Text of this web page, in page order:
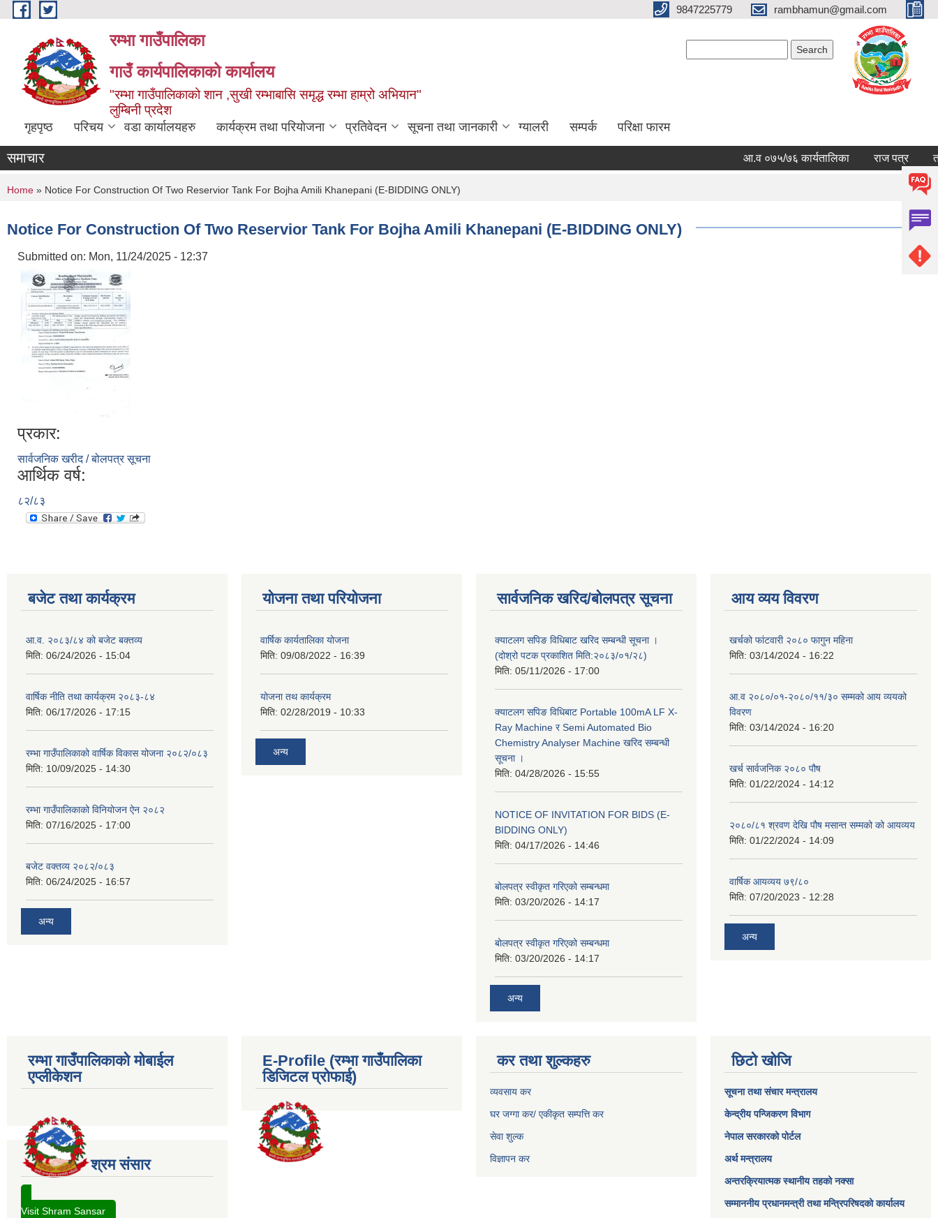
Skip to main content 9847225779 rambhamun@gmail.com
रम्भा गाउँपालिका
गाउँ कार्यपालिकाको कार्यालय
"रम्भा गाउँपालिकाको शान ,सुखी रम्भाबासि समृद्ध रम्भा हाम्रो अभियान"
लुम्बिनी प्रदेश
गृहपृष्ठ परिचय वडा कार्यालयहरु कार्यक्रम तथा परियोजना प्रतिवेदन सूचना तथा जानकारी ग्यालरी सम्पर्क परिक्षा फारम
समाचार आ.व ०७५/७६ कार्यतालिका राज पत्र
You are here
Home » Notice For Construction Of Two Reservior Tank For Bojha Amili Khanepani (E-BIDDING ONLY)
Notice For Construction Of Two Reservior Tank For Bojha Amili Khanepani (E-BIDDING ONLY)
Submitted on: Mon, 11/24/2025 - 12:37
प्रकार:
सार्वजनिक खरीद / बोलपत्र सूचना
आर्थिक वर्ष:
८२/८३
बजेट तथा कार्यक्रम
आ.व. २०८३/८४ को बजेट बक्तव्य
मिति: 06/24/2026 - 15:04
वार्षिक नीति तथा कार्यक्रम २०८३-८४
मिति: 06/17/2026 - 17:15
रम्भा गाउँपालिकाको वार्षिक विकास योजना २०८२/०८३
मिति: 10/09/2025 - 14:30
रम्भा गाउँपालिकाको विनियोजन ऐन २०८२
मिति: 07/16/2025 - 17:00
बजेट वक्तव्य २०८२/०८३
मिति: 06/24/2025 - 16:57
अन्य
योजना तथा परियोजना
वार्षिक कार्यतालिका योजना
मिति: 09/08/2022 - 16:39
योजना तथ कार्यक्रम
मिति: 02/28/2019 - 10:33
अन्य
सार्वजनिक खरिद/बोलपत्र सूचना
क्याटलग सपिङ विधिबाट खरिद सम्बन्धी सूचना ।
(दोश्रो पटक प्रकाशित मिति:२०८३/०१/२८)
मिति: 05/11/2026 - 17:00
क्याटलग सपिङ विधिबाट Portable 100mA LF X-
Ray Machine र Semi Automated Bio
Chemistry Analyser Machine खरिद सम्बन्धी
सूचना ।
मिति: 04/28/2026 - 15:55
NOTICE OF INVITATION FOR BIDS (E-
BIDDING ONLY)
मिति: 04/17/2026 - 14:46
बोलपत्र स्वीकृत गरिएको सम्बन्धमा
मिति: 03/20/2026 - 14:17
बोलपत्र स्वीकृत गरिएको सम्बन्धमा
मिति: 03/20/2026 - 14:17
अन्य
आय व्यय विवरण
खर्चको फांटवारी २०८० फागुन महिना
मिति: 03/14/2024 - 16:22
आ.व २०८०/०१-२०८०/११/३० सम्मको आय व्ययको
विवरण
मिति: 03/14/2024 - 16:20
खर्च सार्वजनिक २०८० पौष
मिति: 01/22/2024 - 14:12
२०८०/८१ श्रवण देखि पौष मसान्त सम्मको को आयव्यय
मिति: 01/22/2024 - 14:09
वार्षिक आयव्यय ७९/८०
मिति: 07/20/2023 - 12:28
अन्य
रम्भा गाउँपालिकाको मोबाईल
एप्लीकेशन
श्रम संसार
Visit Shram Sansar
E-Profile (रम्भा गाउँपालिका
डिजिटल प्रोफाई)
कर तथा शुल्कहरु
व्यवसाय कर
घर जग्गा कर/ एकीकृत सम्पत्ति कर
सेवा शुल्क
विज्ञापन कर
छिटो खोजि
सूचना तथा संचार मन्त्रालय
केन्द्रीय पन्जिकरण विभाग
नेपाल सरकारको पोर्टल
अर्थ मन्त्रालय
अन्तरक्रियात्मक स्थानीय तहको नक्सा
सम्माननीय प्रधानमन्त्री तथा मन्त्रिपरिषद‌को कार्यालय